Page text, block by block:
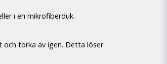
i en mikrofiberduk.
och torka av igen. Detta löser